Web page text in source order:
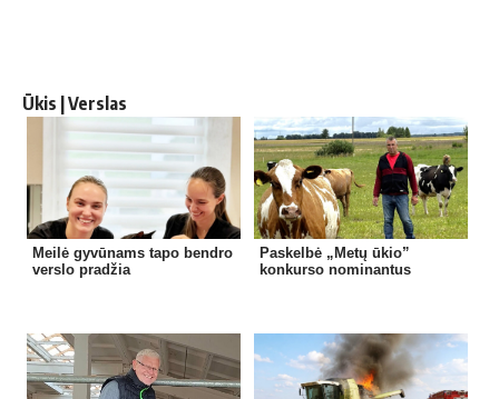
Ūkis | Verslas
Meilė gyvūnams tapo bendro
verslo pradžia
Paskelbė „Metų ūkio”
konkurso nominantus